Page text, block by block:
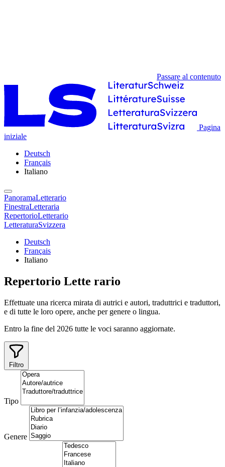
Passare al contenuto
Pagina
iniziale
Deutsch
Français
Italiano
PanoramaLetterario
FinestraLetteraria
RepertorioLetterario
LetteraturaSvizzera
Deutsch
Français
Italiano
Repertorio Lette rario
Effettuate una ricerca mirata di autrici e autori, traduttrici e traduttori,
e di tutte le loro opere, anche per genere o lingua.
Entro la fine del 2026 tutte le voci saranno aggiornate.
Filtro
Tipo
Genere